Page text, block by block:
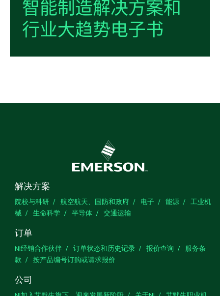
智能制造解决方案和
行业大趋势电子书
解决方案
院校与科研 航空航天、国防和政府 电子 能源
工业机
械
生命科学 半导体 交通运输
订单
NI经销合作伙伴 订单状态和历史记录 报价查询
服务条
款
按产品编号订购或请求报价
公司